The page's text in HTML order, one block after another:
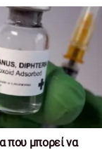
που μπορεί να